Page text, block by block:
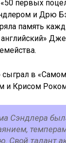
первых
и Дрю
память
сыграл в
и Крисом
Сэндлера
Свой талант